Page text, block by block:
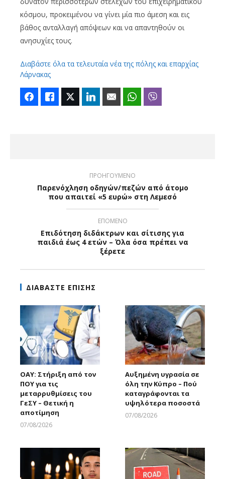
κόσμου, προκειμένου να γίνει μία πιο άμεση και εις
βάθος ανταλλαγή απόψεων και να απαντηθούν οι
ανησυχίες τους.
Διαβάστε όλα τα τελευταία νέα της πόλης και επαρχίας
Λάρνακας
FacebookLike Twitter LinkedIn Email WhatsApp
ΠΡΟΗΓΟΥΜΕΝΟ
Παρενόχληση οδηγών/πεζών από άτομο
που απαιτεί «5 ευρώ» στη Λεμεσό
ΕΠΟΜΕΝΟ
Επιδότηση διδάκτρων και σίτισης για
παιδιά έως 4 ετών – Όλα όσα πρέπει να
ξέρετε
ΔΙΑΒΑΣΤΕ ΕΠΙΣΗΣ
ΟΑΥ: Στήριξη από τον
ΠΟΥ για τις
μεταρρυθμίσεις του
ΓεΣΥ – Θετική η
αποτίμηση
07/08/2026
Αυξημένη υγρασία σε
όλη την Κύπρο – Πού
καταγράφονται τα
υψηλότερα ποσοστά
07/08/2026